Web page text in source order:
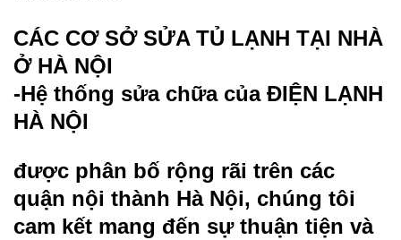
CÁC CƠ SỞ SỬA TỦ LẠNH TẠI NHÀ
Ở HÀ NỘI
-Hệ thống sửa chữa của ĐIỆN LẠNH
HÀ NỘI
được phân bố rộng rãi trên các
quận nội thành Hà Nội, chúng tôi
cam kết mang đến sự thuận tiện và